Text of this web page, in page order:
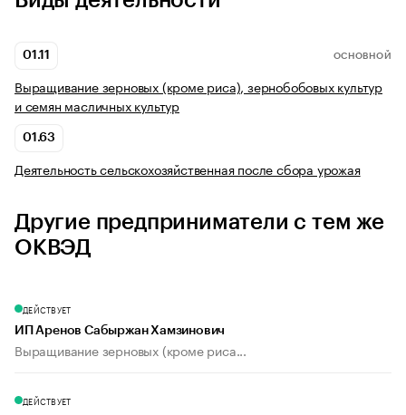
01.11 ОСНОВНОЙ
Выращивание зерновых (кроме риса), зернобобовых культур
и семян масличных культур
01.63
Деятельность сельскохозяйственная после сбора урожая
Другие предприниматели с тем же
ОКВЭД
ДЕЙСТВУЕТ
ИП Аренов Сабыржан Хамзинович
Выращивание зерновых (кроме риса...
ДЕЙСТВУЕТ